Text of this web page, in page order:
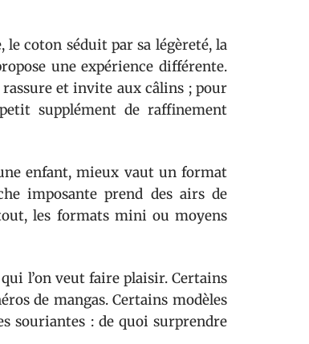
coton séduit par sa légèreté, la
une expérience différente.
et invite aux câlins ; pour
supplément de raffinement
enfant, mieux vaut un format
imposante prend des airs de
les formats mini ou moyens
l’on veut faire plaisir. Certains
de mangas. Certains modèles
souriantes : de quoi surprendre